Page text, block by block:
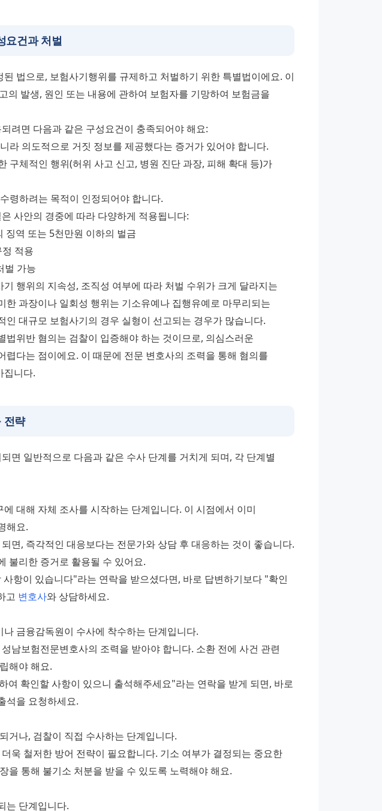
요건과 처벌
법으로, 보험사기행위를 규제하고 처벌하기 위한 특별법이에요. 이
의 발생, 원인 또는 내용에 관하여 보험자를 기망하여 보험금을
려면 다음과 같은 구성요건이 충족되어야 해요:
라 의도적으로 거짓 정보를 제공했다는 증거가 있어야 합니다.
구체적인 행위(허위 사고 신고, 병원 진단 과장, 피해 확대 등)가
령하려는 목적이 인정되어야 합니다.
사안의 경중에 따라 다양하게 적용됩니다:
징역 또는 5천만원 이하의 벌금
적용
벌 가능
행위의 지속성, 조직성 여부에 따라 처벌 수위가 크게 달라지는
한 과장이나 일회성 행위는 기소유예나 집행유예로 마무리되는
인 대규모 보험사기의 경우 실형이 선고되는 경우가 많습니다.
법위반 혐의는 검찰이 입증해야 하는 것이므로, 의심스러운
렵다는 점이에요. 이 때문에 전문 변호사의 조력을 통해 혐의를
집니다.
전략
면 일반적으로 다음과 같은 수사 단계를 거치게 되며, 각 단계별
대해 자체 조사를 시작하는 단계입니다. 이 시점에서 이미
해요.
면, 즉각적인 대응보다는 전문가와 상담 후 대응하는 것이 좋습니다.
불리한 증거로 활용될 수 있어요.
항이 있습니다"라는 연락을 받으셨다면, 바로 답변하기보다 "확인
고 변호사와 상담하세요.
금융감독원이 수사에 착수하는 단계입니다.
남보험전문변호사의 조력을 받아야 합니다. 소환 전에 사건 관련
해야 해요.
여 확인할 사항이 있으니 출석해주세요"라는 연락을 받게 되면, 바로
석을 요청하세요.
거나, 검찰이 직접 수사하는 단계입니다.
욱 철저한 방어 전략이 필요합니다. 기소 여부가 결정되는 중요한
을 통해 불기소 처분을 받을 수 있도록 노력해야 해요.
는 단계입니다.